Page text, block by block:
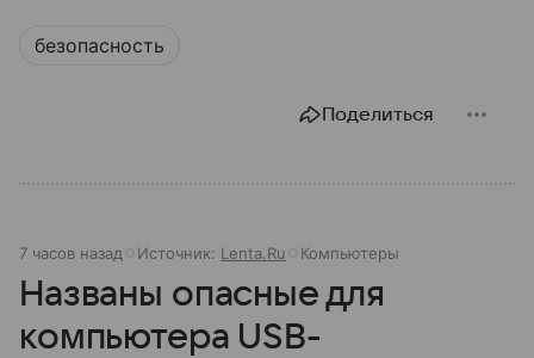
безопасность
Поделиться
7 часов назад Источник: Lenta.Ru Компьютеры
Названы опасные для
компьютера USB-